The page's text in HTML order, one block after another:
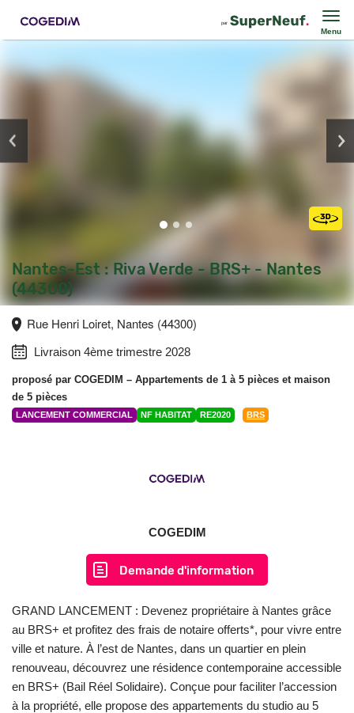
Menu
Nantes-Est : Riva Verde - BRS+ - Nantes
(44300)
Rue Henri Loiret, Nantes (44300)
Livraison 4ème trimestre 2028
proposé par COGEDIM – Appartements de 1 à 5 pièces et maison
de 5 pièces
LANCEMENT COMMERCIAL NF HABITAT RE2020 BRS
COGEDIM
Demande d'information
GRAND LANCEMENT : Devenez propriétaire à Nantes grâce
au BRS+ et profitez des frais de notaire offerts*, pour vivre entre
ville et nature. À l’est de Nantes, dans un quartier en plein
renouveau, découvrez une résidence contemporaine accessible
en BRS+ (Bail Réel Solidaire). Conçue pour faciliter l’accession
à la propriété, elle propose des appartements du studio au 5